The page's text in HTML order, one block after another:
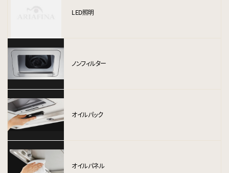
LED照明
ノンフィルター
オイルパック
オイルパネル